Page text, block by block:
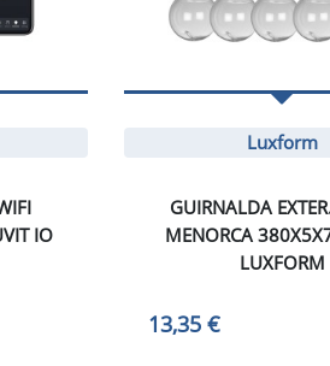
IO
Luxform
GUIRNALDA
MENORCA
LUXFORM
13,35 €